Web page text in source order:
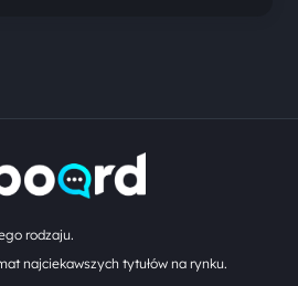
rodzaju.
najciekawszych tytułów na rynku.